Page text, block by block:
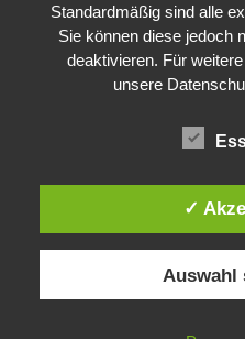
Standardmäßig sind alle
Sie können diese jedoch
deaktivieren. Für
unsere
✓
Auswahl